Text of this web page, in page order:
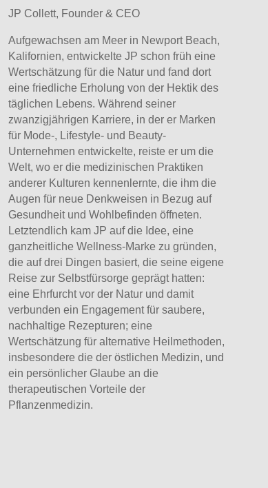
JP Collett, Founder & CEO
Aufgewachsen am Meer in Newport Beach,
Kalifornien, entwickelte JP schon früh eine
Wertschätzung für die Natur und fand dort
eine friedliche Erholung von der Hektik des
täglichen Lebens. Während seiner
zwanzigjährigen Karriere, in der er Marken
für Mode-, Lifestyle- und Beauty-
Unternehmen entwickelte, reiste er um die
Welt, wo er die medizinischen Praktiken
anderer Kulturen kennenlernte, die ihm die
Augen für neue Denkweisen in Bezug auf
Gesundheit und Wohlbefinden öffneten.
Letztendlich kam JP auf die Idee, eine
ganzheitliche Wellness-Marke zu gründen,
die auf drei Dingen basiert, die seine eigene
Reise zur Selbstfürsorge geprägt hatten:
eine Ehrfurcht vor der Natur und damit
verbunden ein Engagement für saubere,
nachhaltige Rezepturen; eine
Wertschätzung für alternative Heilmethoden,
insbesondere die der östlichen Medizin, und
ein persönlicher Glaube an die
therapeutischen Vorteile der
Pflanzenmedizin.